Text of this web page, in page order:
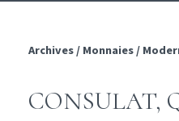
Archives / Monnaies /
CONSULAT,